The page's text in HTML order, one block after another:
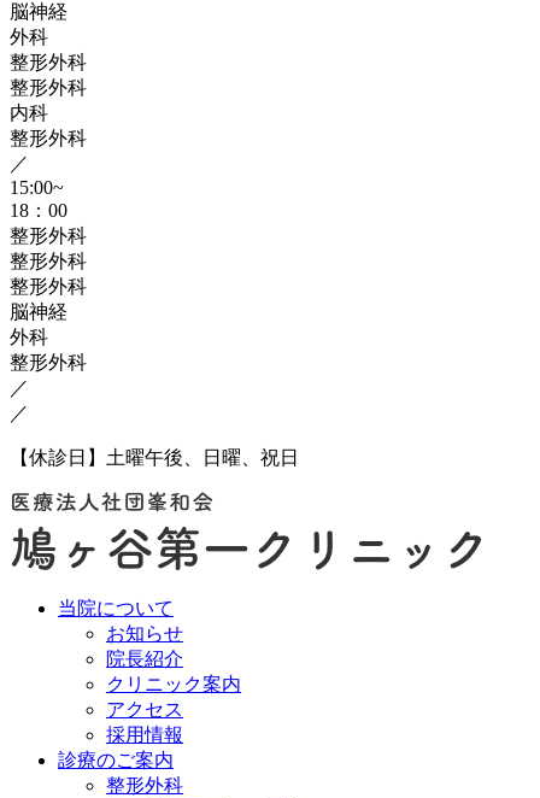
脳神経
外科
整形外科
整形外科
内科
整形外科
／
15:00~
18：00
整形外科
整形外科
整形外科
脳神経
外科
整形外科
／
／
【休診日】土曜午後、日曜、祝日
当院について
お知らせ
院長紹介
クリニック案内
アクセス
採用情報
診療のご案内
整形外科